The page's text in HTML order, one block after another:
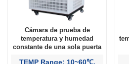
Cámara de prueba de
temperatura y humedad
constante de una sola puerta
TEMP Range: 10~60℃,